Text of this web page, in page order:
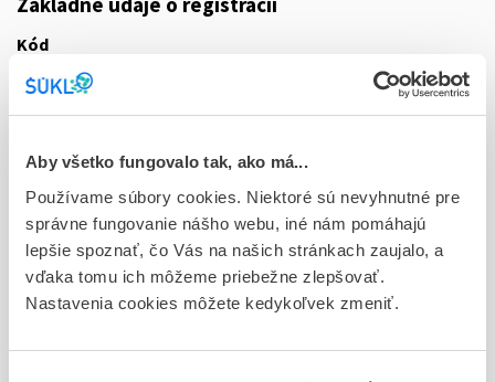
Aby všetko fungovalo tak, ako má...
Používame súbory cookies. Niektoré sú nevyhnutné pre
správne fungovanie nášho webu, iné nám pomáhajú
lepšie spoznať, čo Vás na našich stránkach zaujalo, a
vďaka tomu ich môžeme priebežne zlepšovať.
Nastavenia cookies môžete kedykoľvek zmeniť.
Kód
Registračné číslo
Doplnok
tbl flm 28x10 mg (blis.PVC/PE/PVdC/Al)
Stav
R - Aktuálna registrácia
Typ registračnej procedúry